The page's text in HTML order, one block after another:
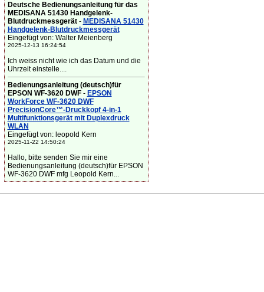
Deutsche Bedienungsanleitung für das
MEDISANA 51430 Handgelenk-
Blutdruckmessgerät- MEDISANA 51430
Handgelenk-Blutdruckmessgerät
Eingefügt von: Walter Meienberg
2025-12-13 16:24:54
Ich weiss nicht wie ich das Datum und die
Uhrzeit einstelle....
Bedienungsanleitung (deutsch)für
EPSON WF-3620 DWF- EPSON
WorkForce WF-3620 DWF
PrecisionCore™-Druckkopf 4-in-1
Multifunktionsgerät mit Duplexdruck
WLAN
Eingefügt von: leopold Kern
2025-11-22 14:50:24
Hallo, bitte senden Sie mir eine
Bedienungsanleitung (deutsch)für EPSON
WF-3620 DWF mfg Leopold Kern...